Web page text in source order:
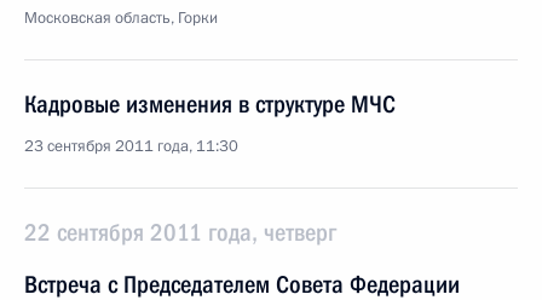
Московская область, Горки
Кадровые изменения в структуре МЧС
23 сентября 2011 года, 11:30
22 сентября 2011 года, четверг
Встреча с Председателем Совета Федерации